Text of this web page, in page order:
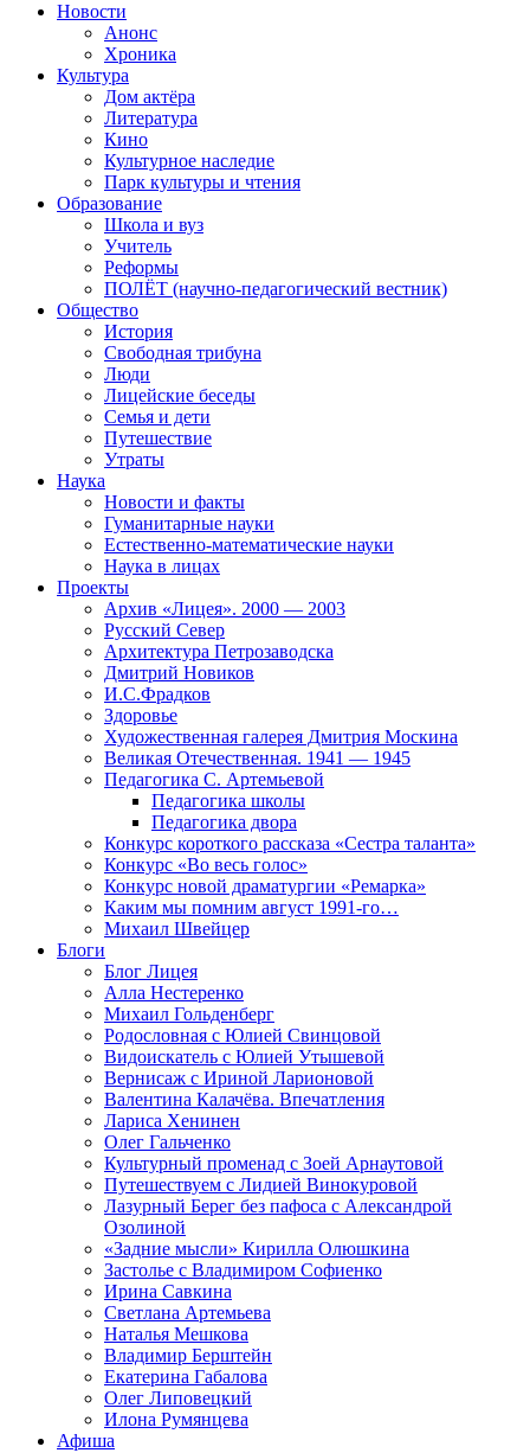
Новости
Анонс
Хроника
Культура
Дом актёра
Литература
Кино
Культурное наследие
Парк культуры и чтения
Образование
Школа и вуз
Учитель
Реформы
ПОЛЁТ (научно-педагогический вестник)
Общество
История
Свободная трибуна
Люди
Лицейские беседы
Семья и дети
Путешествие
Утраты
Наука
Новости и факты
Гуманитарные науки
Естественно-математические науки
Наука в лицах
Проекты
Архив «Лицея». 2000 — 2003
Русский Север
Архитектура Петрозаводска
Дмитрий Новиков
И.С.Фрадков
Здоровье
Художественная галерея Дмитрия Москина
Великая Отечественная. 1941 — 1945
Педагогика С. Артемьевой
Педагогика школы
Педагогика двора
Конкурс короткого рассказа «Сестра таланта»
Конкурс «Во весь голос»
Конкурс новой драматургии «Ремарка»
Каким мы помним август 1991-го…
Михаил Швейцер
Блоги
Блог Лицея
Алла Нестеренко
Михаил Гольденберг
Родословная с Юлией Свинцовой
Видоискатель с Юлией Утышевой
Вернисаж с Ириной Ларионовой
Валентина Калачёва. Впечатления
Лариса Хенинен
Олег Гальченко
Культурный променад с Зоей Арнаутовой
Путешествуем с Лидией Винокуровой
Лазурный Берег без пафоса с Александрой
Озолиной
«Задние мысли» Кирилла Олюшкина
Застолье с Владимиром Софиенко
Ирина Савкина
Светлана Артемьева
Наталья Мешкова
Владимир Берштейн
Екатерина Габалова
Олег Липовецкий
Илона Румянцева
Афиша